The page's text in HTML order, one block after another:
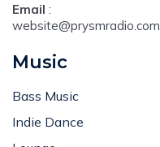
Email :
website@prysmradio.com
Music
Bass Music
Indie Dance